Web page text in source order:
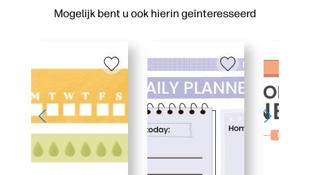
Mogelijk bent u ook hierin geïnteresseerd